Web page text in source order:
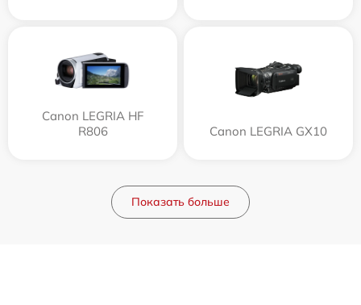
Canon LEGRIA HF
R806
Canon LEGRIA GX10
Показать больше